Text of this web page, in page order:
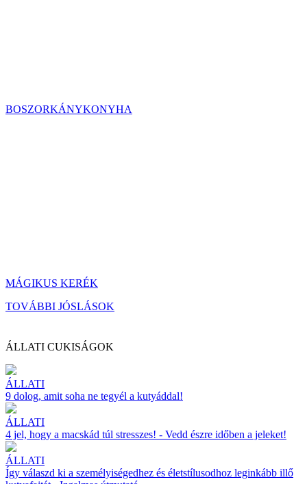
BOSZORKÁNYKONYHA
MÁGIKUS KERÉK
TOVÁBBI JÓSLÁSOK
ÁLLATI CUKISÁGOK
ÁLLATI
9 dolog, amit soha ne tegyél a kutyáddal!
ÁLLATI
4 jel, hogy a macskád túl stresszes! - Vedd észre időben a jeleket!
ÁLLATI
Így válaszd ki a személyiségedhez és életstílusodhoz leginkább illő